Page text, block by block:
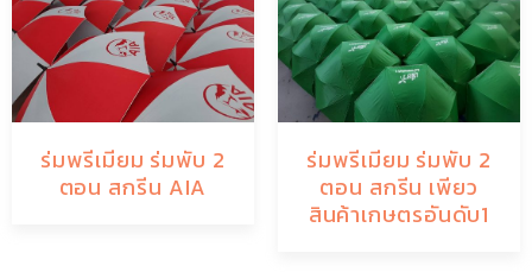
ร่มพรีเมียม ร่มพับ 2
ตอน สกรีน AIA
ร่มพรีเมียม ร่มพับ 2
ตอน สกรีน เพียว
สินค้าเกษตรอันดับ1